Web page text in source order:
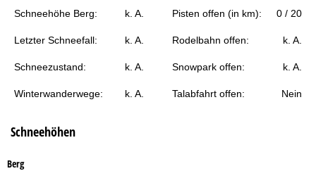
Schneehöhe Berg: k. A. Pisten offen (in km): 0 / 20
Letzter Schneefall: k. A. Rodelbahn offen: k. A.
Schneezustand: k. A. Snowpark offen: k. A.
Winterwanderwege: k. A. Talabfahrt offen: Nein
Schneehöhen
Berg